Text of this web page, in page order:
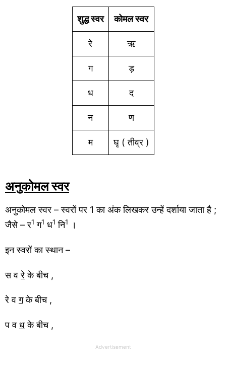
शुद्ध स्वर कोमल स्वर
रे ऋ
ग ड़
ध द
न ण
म घृ ( तीव्र )
अनुकोमल स्वर
अनुकोमल स्वर – स्वरों पर 1 का अंक लिखकर उन्हें दर्शाया जाता है ;
जैसे – र1 ग1 ध1 नि1 ।
इन स्वरों का स्थान –
स वरेके बीच ,
रे वगके बीच ,
प व धके बीच ,
Advertisement